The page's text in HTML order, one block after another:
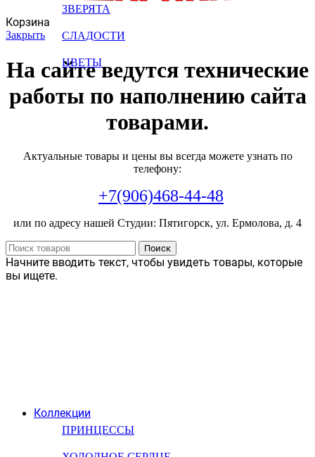
ЗВЕРЯТА
СЛАДОСТИ
ЦВЕТЫ
Коллекции
ПРИНЦЕССЫ
Корзина
Закрыть
На сайте ведутся технические
работы по наполнению сайта
товарами.
Актуальные товары и цены вы всегда можете узнать по
телефону:
+7(906)468-44-48
или по адресу нашей Студии: Пятигорск, ул. Ермолова, д. 4
Поиск
Начните вводить текст, чтобы увидеть товары, которые
вы ищете.